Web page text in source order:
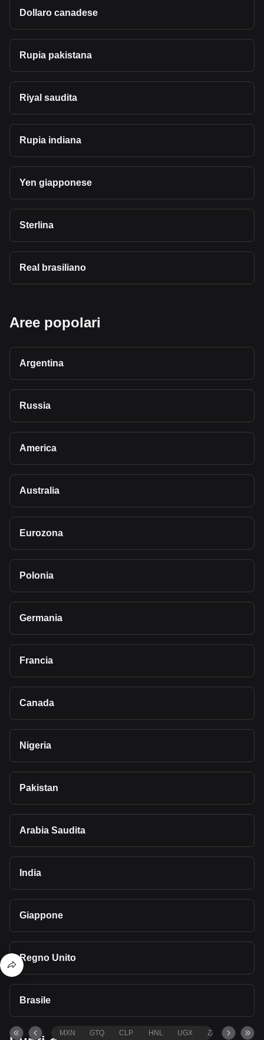
Dollaro canadese
Rupia pakistana
Riyal saudita
Rupia indiana
Yen giapponese
Sterlina
Real brasiliano
Aree popolari
Argentina
Russia
America
Australia
Eurozona
Polonia
Germania
Francia
Canada
Nigeria
Pakistan
Arabia Saudita
India
Giappone
Regno Unito
Brasile
MXN GTQ CLP HNL UGX ZAR TND